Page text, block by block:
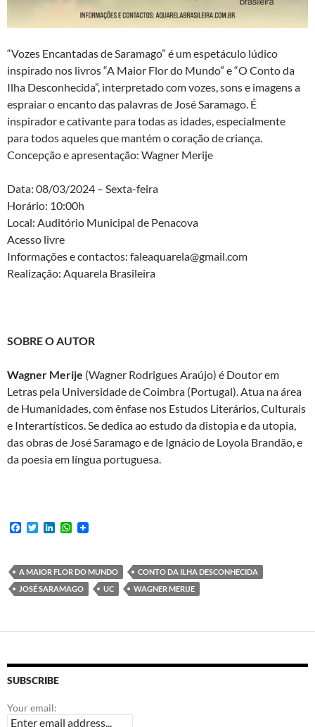
“Vozes Encantadas de Saramago” é um espetáculo lúdico
inspirado nos livros “A Maior Flor do Mundo” e “O Conto da
Ilha Desconhecida”, interpretado com vozes, sons e imagens a
espraiar o encanto das palavras de José Saramago. É
inspirador e cativante para todas as idades, especialmente
para todos aqueles que mantém o coração de criança.
Concepção e apresentação: Wagner Merije
Data: 08/03/2024 – Sexta-feira
Horário: 10:00h
Local: Auditório Municipal de Penacova
Acesso livre
Informações e contactos: faleaquarela@gmail.com
Realização: Aquarela Brasileira
SOBRE O AUTOR
Wagner Merije (Wagner Rodrigues Araújo) é Doutor em
Letras pela Universidade de Coimbra (Portugal). Atua na área
de Humanidades, com ênfase nos Estudos Literários, Culturais
e Interartísticos. Se dedica ao estudo da distopia e da utopia,
das obras de José Saramago e de Ignácio de Loyola Brandão, e
da poesia em língua portuguesa.
F
b
o
o
T
t
e
r
e
d
I
W
s
A
p
A MAIOR FLOR DO MUNDO
CONTO DA ILHA DESCONHECIDA
JOSÉ SARAMAGO
UC WAGNER MERIJE
SUBSCRIBE
Your email: